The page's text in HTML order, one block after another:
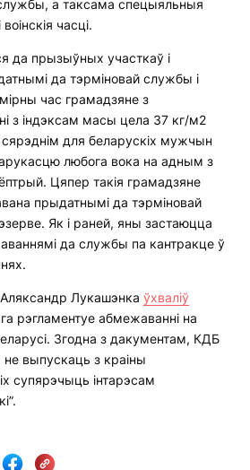
а таксама спецыяльныя
воінскія часці.
да прызыўных участкаў і
да тэрміновай службы і
час грамадзяне з
з індэксам масы цела 37 кг/м2
для беларускіх мужчын
любога вока на адным з
Цяпер такія грамадзяне
прыдатнымі да тэрміновай
Як і раней, яны застаюцца
да службы па кантракце ў
Лукашэнка ўхваліў
рэгламентуе абмежаванні на
Згодна з дакументам, КДБ
выпускаць з краіны
супярэчыць інтарэсам